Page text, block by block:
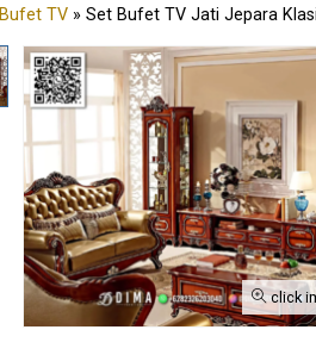
Bufet TV » Set Bufet TV Jati Jepara
click